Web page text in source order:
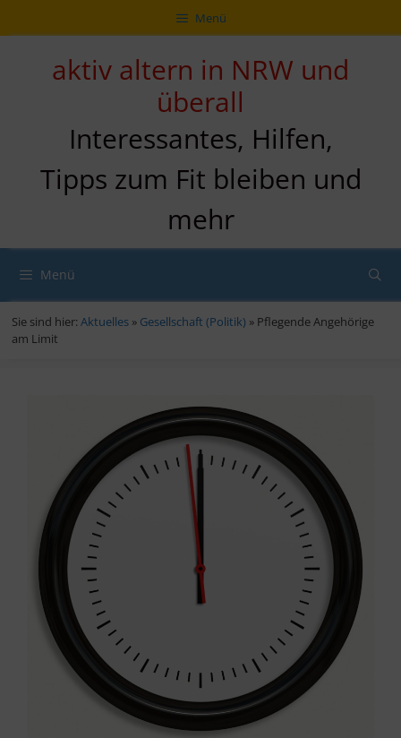
Inhalt
zur
Navigation
Inhalt
Menü
aktiv altern in NRW und
überall
Interessantes, Hilfen,
Tipps zum Fit bleiben und
mehr
Menü
Sie sind hier: Aktuelles » Gesellschaft (Politik) » Pflegende Angehörige
am Limit